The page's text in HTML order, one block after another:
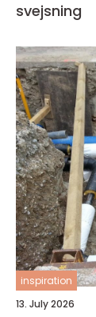
svejsning
inspiration
13. July 2026